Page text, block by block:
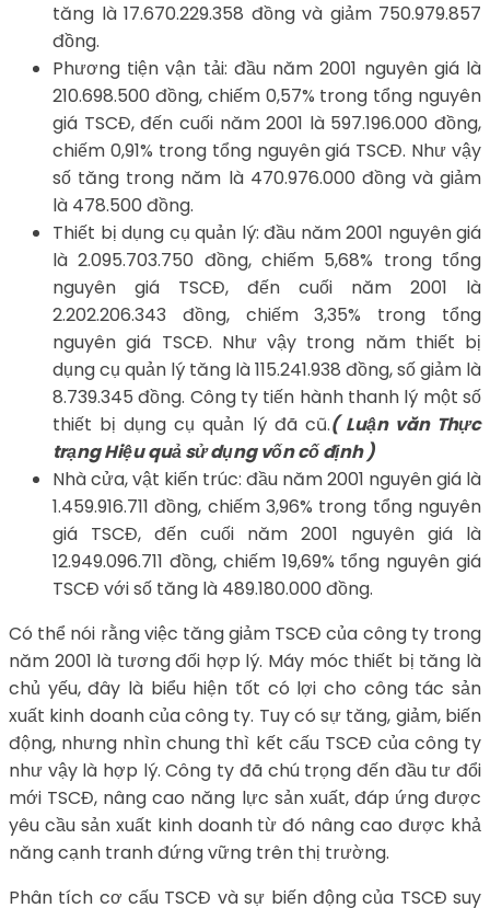
tăng là 17.670.229.358 đồng và giảm 750.979.857
đồng.
Phương tiện vận tải: đầu năm 2001 nguyên giá là
210.698.500 đồng, chiếm 0,57% trong tổng nguyên
giá TSCĐ, đến cuối năm 2001 là 597.196.000 đồng,
chiếm 0,91% trong tổng nguyên giá TSCĐ. Như vậy
số tăng trong năm là 470.976.000 đồng và giảm
là 478.500 đồng.
Thiết bị dụng cụ quản lý: đầu năm 2001 nguyên giá
là 2.095.703.750 đồng, chiếm 5,68% trong tổng
nguyên giá TSCĐ, đến cuối năm 2001 là
2.202.206.343 đồng, chiếm 3,35% trong tổng
nguyên giá TSCĐ. Như vậy trong năm thiết bị
dụng cụ quản lý tăng là 115.241.938 đồng, số giảm là
8.739.345 đồng. Công ty tiến hành thanh lý một số
thiết bị dụng cụ quản lý đã cũ.( Luận văn Thực
trạng Hiệu quả sử dụng vốn cố định )
Nhà cửa, vật kiến trúc: đầu năm 2001 nguyên giá là
1.459.916.711 đồng, chiếm 3,96% trong tổng nguyên
giá TSCĐ, đến cuối năm 2001 nguyên giá là
12.949.096.711 đồng, chiếm 19,69% tổng nguyên giá
TSCĐ với số tăng là 489.180.000 đồng.
Có thể nói rằng việc tăng giảm TSCĐ của công ty trong
năm 2001 là tương đối hợp lý. Máy móc thiết bị tăng là
chủ yếu, đây là biểu hiện tốt có lợi cho công tác sản
xuất kinh doanh của công ty. Tuy có sự tăng, giảm, biến
động, nhưng nhìn chung thì kết cấu TSCĐ của công ty
như vậy là hợp lý. Công ty đã chú trọng đến đầu tư đổi
mới TSCĐ, nâng cao năng lực sản xuất, đáp ứng được
yêu cầu sản xuất kinh doanh từ đó nâng cao được khả
năng cạnh tranh đứng vững trên thị trường.
Phân tích cơ cấu TSCĐ và sự biến động của TSCĐ suy